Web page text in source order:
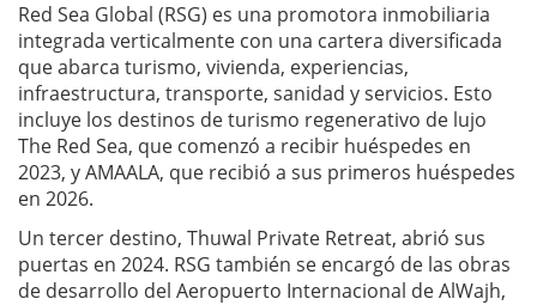
Red Sea Global (RSG) es una promotora inmobiliaria
integrada verticalmente con una cartera diversificada
que abarca turismo, vivienda, experiencias,
infraestructura, transporte, sanidad y servicios. Esto
incluye los destinos de turismo regenerativo de lujo
The Red Sea, que comenzó a recibir huéspedes en
2023, y AMAALA, que recibió a sus primeros huéspedes
en 2026.
Un tercer destino, Thuwal Private Retreat, abrió sus
puertas en 2024. RSG también se encargó de las obras
de desarrollo del Aeropuerto Internacional de AlWajh,